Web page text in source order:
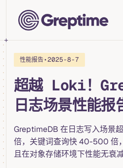
Skip to content
性能报告•2025-8-7
超越 Loki！
日志场景性能报
GreptimeDB 在日志写入场景
倍，关键词查询快 40-500 倍
且在对象存储环境下性能无衰减